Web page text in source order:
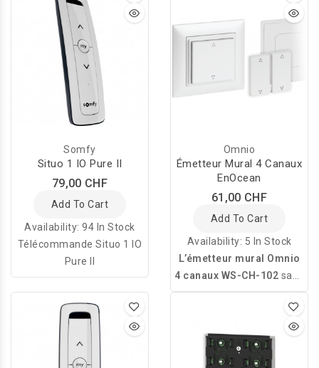
Somfy
Situo 1 IO Pure II
79,00 CHF
Add To Cart
Availability:94 In Stock
Télécommande Situo 1 IO
Pure II
Omnio
Émetteur Mural 4 Canaux
EnOcean
61,00 CHF
Add To Cart
Availability: 5 In Stock
L’émetteur mural Omnio
4 canaux WS-CH-102 sans
pile et sans entretien, avec
touche à bascule et série
de touches à bascule avec
position centrale, est
assorti aux gammes